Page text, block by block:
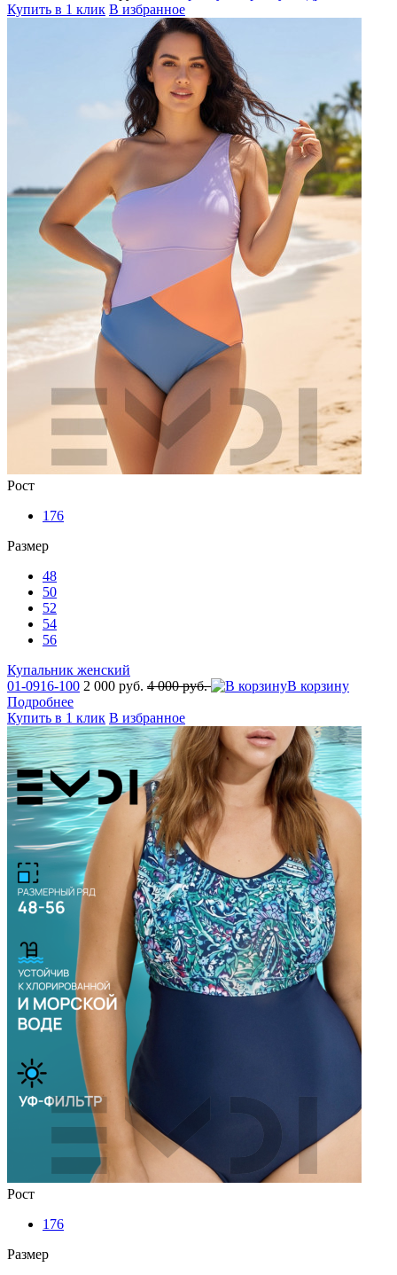
Купить в 1 клик В избранное
Рост
176
Размер
48
50
52
54
56
Купальник женский
01-0916-100 2 000 руб. 4 000 руб.
В корзину
Подробнее
Купить в 1 клик В избранное
Рост
176
Размер